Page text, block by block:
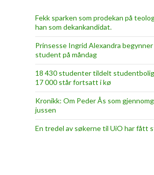
Fekk sparken som prodekan på
han som dekankandidat.
Prinsesse Ingrid Alexandra
student på måndag
18 430 studenter tildelt
17 000 står fortsatt i kø
Kronikk: Om Peder Ås som
jussen
En tredel av søkerne til UiO har fått